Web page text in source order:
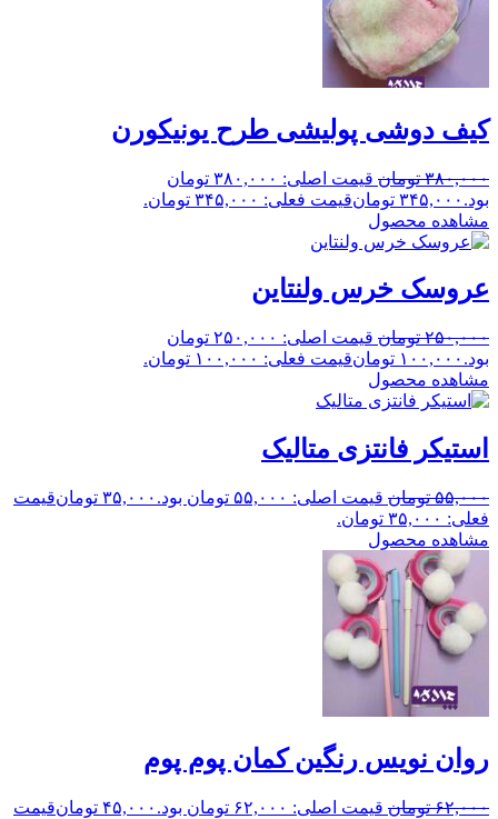
کیف دوشی پولیشی طرح یونیکورن
۳۸۰,۰۰۰ تومان
قیمت اصلی: ۳۸۰,۰۰۰ تومان
بود. ۳۴۵,۰۰۰ تومانقیمت فعلی: ۳۴۵,۰۰۰ تومان.
مشاهده محصول
عروسک خرس ولنتاین
۲۵۰,۰۰۰ تومان
قیمت اصلی: ۲۵۰,۰۰۰ تومان
بود. ۱۰۰,۰۰۰ تومانقیمت فعلی: ۱۰۰,۰۰۰ تومان.
مشاهده محصول
استیکر فانتزی متالیک
۵۵,۰۰۰ تومان قیمت اصلی: ۵۵,۰۰۰ تومان بود. ۳۵,۰۰۰ تومانقیمت
فعلی: ۳۵,۰۰۰ تومان.
مشاهده محصول
روان نویس رنگین کمان پوم پوم
۶۲,۰۰۰ تومان قیمت اصلی: ۶۲,۰۰۰ تومان بود. ۴۵,۰۰۰ تومانقیمت